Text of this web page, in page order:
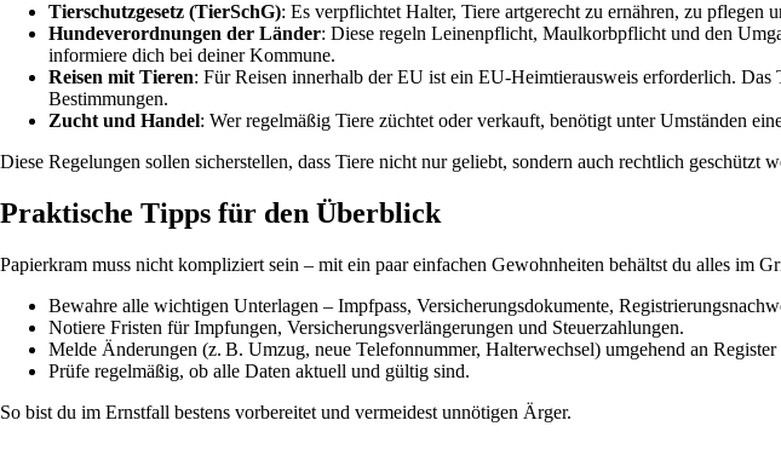
Tierschutzgesetz (TierSchG): Es verpflichtet Halter, Tiere artgerecht zu ernähren, zu pflegen
Hundeverordnungen der Länder: Diese regeln Leinenpflicht, Maulkorbpflicht und den
informiere dich bei deiner Kommune.
Reisen mit Tieren: Für Reisen innerhalb der EU ist ein EU-Heimtierausweis erforderlich.
Bestimmungen.
Zucht und Handel: Wer regelmäßig Tiere züchtet oder verkauft, benötigt unter Umständen
Diese Regelungen sollen sicherstellen, dass Tiere nicht nur geliebt, sondern auch rechtlich geschützt
Praktische Tipps für den Überblick
Papierkram muss nicht kompliziert sein – mit ein paar einfachen Gewohnheiten behältst du alles im
Bewahre alle wichtigen Unterlagen – Impfpass, Versicherungsdokumente,
Notiere Fristen für Impfungen, Versicherungsverlängerungen und Steuerzahlungen.
Melde Änderungen (z. B. Umzug, neue Telefonnummer, Halterwechsel) umgehend an Register
Prüfe regelmäßig, ob alle Daten aktuell und gültig sind.
So bist du im Ernstfall bestens vorbereitet und vermeidest unnötigen Ärger.